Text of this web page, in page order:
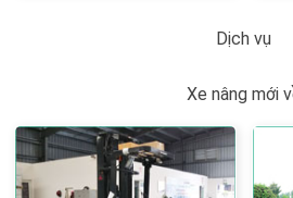
Dịch vụ
Xe nâng mới